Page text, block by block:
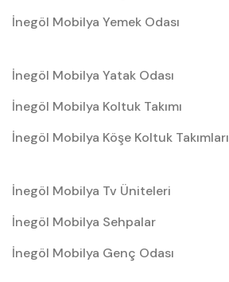
İnegöl Mobilya Yemek Odası
İnegöl Mobilya Yatak Odası
İnegöl Mobilya Koltuk Takımı
İnegöl Mobilya Köşe Koltuk Takımları
İnegöl Mobilya Tv Üniteleri
İnegöl Mobilya Sehpalar
İnegöl Mobilya Genç Odası